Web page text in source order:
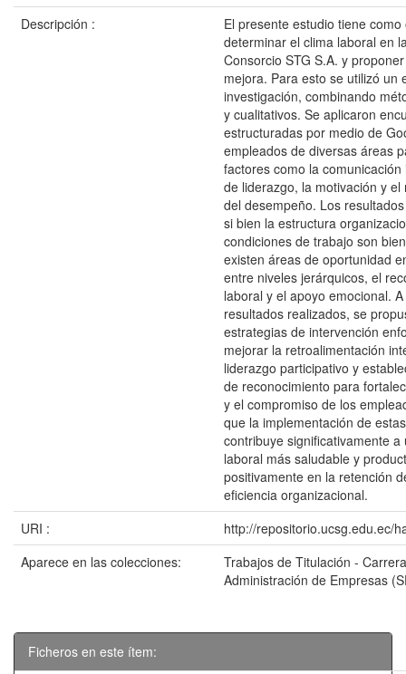
Descripción :
El presente estudio tiene como
determinar el clima laboral en
Consorcio STG S.A. y
mejora. Para esto se utilizó un
investigación, combinando
y cualitativos. Se aplicaron
estructuradas por medio de
empleados de diversas áreas
factores como la
de liderazgo, la motivación y el
del desempeño. Los
si bien la estructura
condiciones de trabajo son
existen áreas de oportunidad
entre niveles jerárquicos, el
laboral y el apoyo emocional.
resultados realizados, se
estrategias de intervención
mejorar la retroalimentación
liderazgo participativo y
de reconocimiento para
y el compromiso de los
que la implementación de
contribuye significativamente a
laboral más saludable y
positivamente en la retención
eficiencia organizacional.
URI :
http://repositorio.ucsg.edu.ec/
Aparece en las colecciones:
Trabajos de Titulación -
Administración de Empresas
Ficheros en este ítem: